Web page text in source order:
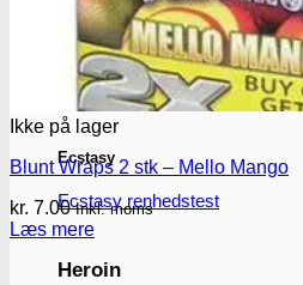
MDMA
MDMA renhedstest
Ecstasy
Ecstasy renhedstest
Heroin
Ikke på lager
Blunt Wraps 2 stk – Mello Mango
kr. 7.00 Inkl. moms
Læs mere